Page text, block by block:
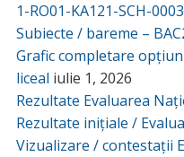
1-RO01-KA121-SCH-
Subiecte / bareme –
Grafic completare
liceal iulie 1, 2026
Rezultate Evaluarea
Rezultate inițiale /
Vizualizare / contestații